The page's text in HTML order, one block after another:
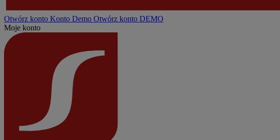
Otwórz konto Konto Demo Otwórz konto DEMO
Moje konto